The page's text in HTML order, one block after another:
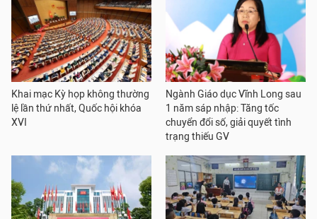
Khai mạc Kỳ họp không thường
lệ lần thứ nhất, Quốc hội khóa
XVI
Ngành Giáo dục Vĩnh Long sau
1 năm sáp nhập: Tăng tốc
chuyển đổi số, giải quyết tình
trạng thiếu GV